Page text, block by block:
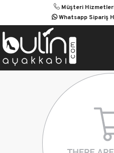
Müşteri
Whatsapp Sipariş